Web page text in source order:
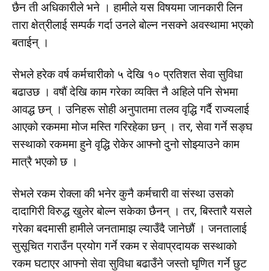
छैन ती अधिकारीले भने । हामीले यस विषयमा जानकारी लिन
तारा क्षेत्रीलाई सम्पर्क गर्दा उनले बोल्न नसक्ने अवस्थामा भएको
बताईन् ।
सेभले हरेक वर्ष कर्मचारीको ५ देखि १० प्रतिशत सेवा सुविधा
बढाउछ । वषौं देखि काम गरेका व्यक्ति नै अहिले पनि सेभमा
आवद्ध छन् । उनिहरू सोही अनुपातमा तलव वृद्धि गर्दै राज्यलाई
आएको रकममा मोज मस्ति गरिरहेका छन् । तर, सेवा गर्ने सङ्घ
सस्थाको रकममा हुने वृद्धि रोकेर आफ्नो दुनो सोझ्याउने काम
मात्रै भएको छ ।
सेभले रकम रोक्ला की भनेर कुनै कर्मचारी वा संस्था उसको
दादागिरी विरुद्ध खुलेर बोल्न सकेका छैनन् । तर, बिस्तारै यसले
गरेका बदमासी हामीले जनतामाझ ल्याउँदै जानेछौं । जनतालाई
सुसूचित गराउँन प्रयोग गर्ने रकम र सेवाप्रदायक सस्थाको
रकम घटाएर आफ्नो सेवा सुविधा बढाउँने जस्तो घृणित गर्ने छुट